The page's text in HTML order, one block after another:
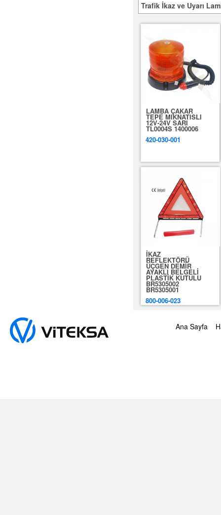
Trafik İkaz ve Uyarı
LAMBA ÇAKAR
TEPE MIKNATISLI
12V-24V SARI
TL0004S 1400006
420-030-001
İKAZ
REFLEKTÖRÜ
ÜÇGEN DEMİR
AYAKLI BELGELİ
PLASTİK KUTULU
BR5305002
BR5305001
800-006-023
Ana Sayfa